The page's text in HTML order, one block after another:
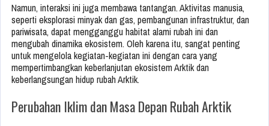
Namun, interaksi ini juga membawa tantangan. Aktivitas manusia,
seperti eksplorasi minyak dan gas, pembangunan infrastruktur, dan
pariwisata, dapat mengganggu habitat alami rubah ini dan
mengubah dinamika ekosistem. Oleh karena itu, sangat penting
untuk mengelola kegiatan-kegiatan ini dengan cara yang
mempertimbangkan keberlanjutan ekosistem Arktik dan
keberlangsungan hidup rubah Arktik.
Perubahan Iklim dan Masa Depan Rubah Arktik